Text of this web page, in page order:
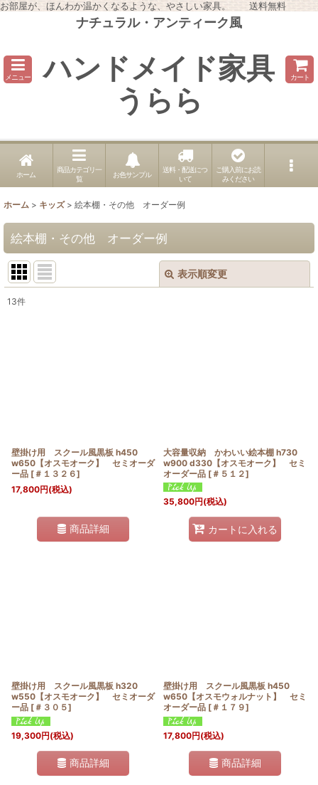
お部屋が、ほんわか温かくなるような、やさしい家具。 送料無料
ナチュラル・アンティーク風
メニュー ハンドメイド家具
うらら
カート
ホーム
商品カテゴリ一
覧
お色サンプル
送料・配送につ
いて
ご購入前にお読
みください
ホーム > キッズ > 絵本棚・その他 オーダー例
絵本棚・その他 オーダー例
表示順変更
13件
壁掛け用 スクール風黒板 h450
w650【オスモオーク】 セミオーダ
ー品 [ ＃１３２６]
17,800円(税込)
商品詳細
大容量収納 かわいい絵本棚 h730
w900 d330【オスモオーク】 セミ
オーダー品 [ ＃５１２]
35,800円(税込)
カートに入れる
壁掛け用 スクール風黒板 h320
w550【オスモオーク】 セミオーダ
ー品 [ ＃３０５]
19,300円(税込)
商品詳細
壁掛け用 スクール風黒板 h450
w650【オスモウォルナット】 セミ
オーダー品 [ ＃１７９]
17,800円(税込)
商品詳細